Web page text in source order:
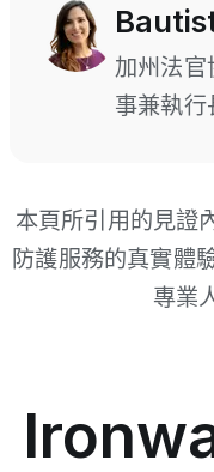
加州法官
事兼執行
本頁所引用的見證
防護服務的真實體
專業